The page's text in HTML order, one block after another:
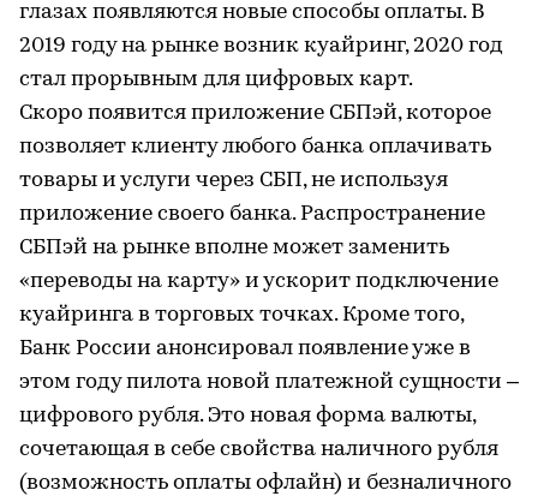
глазах появляются новые способы оплаты. В
2019 году на рынке возник куайринг, 2020 год
стал прорывным для цифровых карт.
Скоро появится приложение СБПэй, которое
позволяет клиенту любого банка оплачивать
товары и услуги через СБП, не используя
приложение своего банка. Распространение
СБПэй на рынке вполне может заменить
«переводы на карту» и ускорит подключение
куайринга в торговых точках. Кроме того,
Банк России анонсировал появление уже в
этом году пилота новой платежной сущности –
цифрового рубля. Это новая форма валюты,
сочетающая в себе свойства наличного рубля
(возможность оплаты офлайн) и безналичного